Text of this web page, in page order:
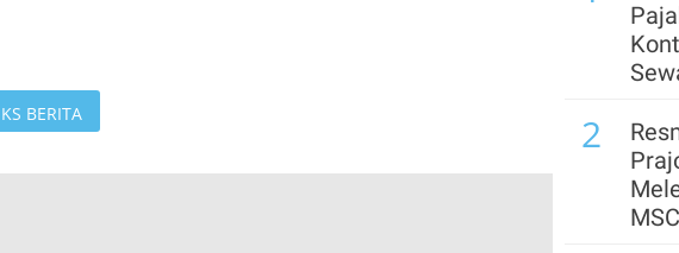
BERITA 2